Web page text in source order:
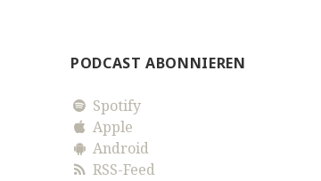
PODCAST ABONNIEREN
Spotify
Apple
Android
RSS-Feed